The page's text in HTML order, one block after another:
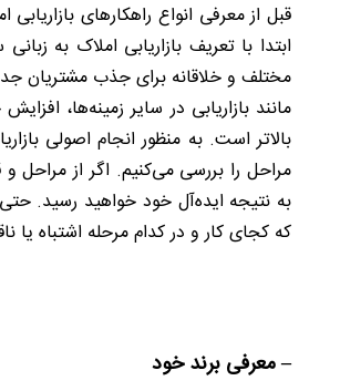
قبل از معرفی انواع راهکارهای
ابتدا با تعریف بازاریابی املاک به
مختلف و خلاقانه برای جذب مشتریان
مانند بازاریابی در سایر زمینه‌ها،
بالاتر است. به منظور انجام اصولی
مراحل را بررسی می‌کنیم. اگر از مراحل
به نتیجه ایده‌آل خود خواهید ‌رسید.
که کجای کار و در کدام مرحله اشتباه یا
– معرفی برند خود